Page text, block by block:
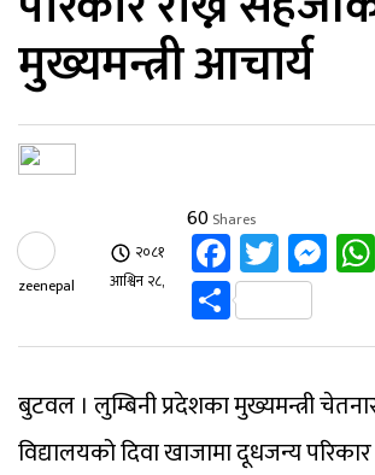
मुख्यमन्त्री आचार्य
zeenepal
२०८१
आश्विन २८,
60 Shares
Facebook
Share
बुटवल । लुम्बिनी प्रदेशका मुख्यमन्त्री
विद्यालयको दिवा खाजामा दूधजन्य